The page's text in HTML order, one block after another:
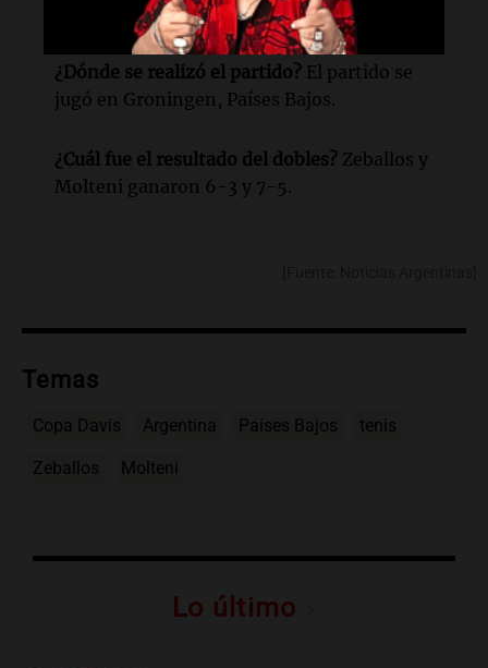
en noviembre de 2025.
¿Dónde se realizó el partido? El partido se
jugó en Groningen, Países Bajos.
¿Cuál fue el resultado del dobles? Zeballos y
Molteni ganaron 6-3 y 7-5.
Temas
Copa Davis Argentina Países Bajos tenis
Zeballos Molteni
Lo último